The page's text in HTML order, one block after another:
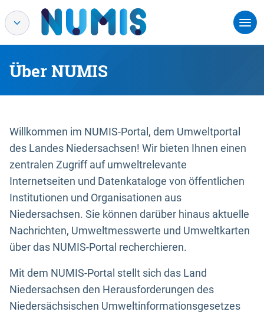
Über NUMIS
Willkommen im NUMIS-Portal, dem Umweltportal
des Landes Niedersachsen! Wir bieten Ihnen einen
zentralen Zugriff auf umweltrelevante
Internetseiten und Datenkataloge von öffentlichen
Institutionen und Organisationen aus
Niedersachsen. Sie können darüber hinaus aktuelle
Nachrichten, Umweltmesswerte und Umweltkarten
über das NUMIS-Portal recherchieren.
Mit dem NUMIS-Portal stellt sich das Land
Niedersachsen den Herausforderungen des
Niedersächsischen Umweltinformationsgesetzes